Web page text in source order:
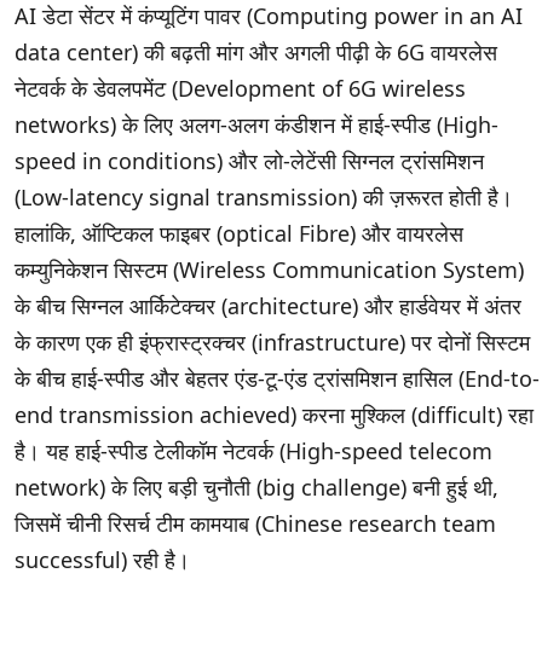
AI डेटा सेंटर में कंप्यूटिंग पावर (Computing power in an AI
data center) की बढ़ती मांग और अगली पीढ़ी के 6G वायरलेस
नेटवर्क के डेवलपमेंट (Development of 6G wireless
networks) के लिए अलग-अलग कंडीशन में हाई-स्पीड (High-
speed in conditions) और लो-लेटेंसी सिग्नल ट्रांसमिशन
(Low-latency signal transmission) की ज़रूरत होती है।
हालांकि, ऑप्टिकल फाइबर (optical Fibre) और वायरलेस
कम्युनिकेशन सिस्टम (Wireless Communication System)
के बीच सिग्नल आर्किटेक्चर (architecture) और हार्डवेयर में अंतर
के कारण एक ही इंफ्रास्ट्रक्चर (infrastructure) पर दोनों सिस्टम
के बीच हाई-स्पीड और बेहतर एंड-टू-एंड ट्रांसमिशन हासिल (End-to-
end transmission achieved) करना मुश्किल (difficult) रहा
है। यह हाई-स्पीड टेलीकॉम नेटवर्क (High-speed telecom
network) के लिए बड़ी चुनौती (big challenge) बनी हुई थी,
जिसमें चीनी रिसर्च टीम कामयाब (Chinese research team
successful) रही है।